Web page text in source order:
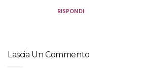
RISPONDI
Lascia Un Commento